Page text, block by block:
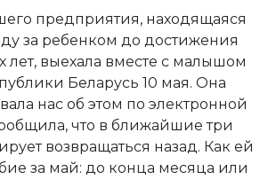
предприятия, находящаяся
за ребенком до достижения
лет, выехала вместе с малышом
Беларусь 10 мая. Она
нас об этом по электронной
что в ближайшие три
возвращаться назад. Как ей
за май: до конца месяца или